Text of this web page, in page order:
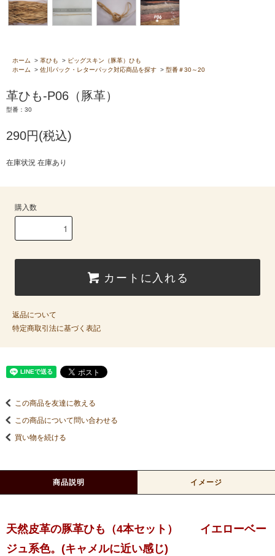
ホーム > 革ひも > ピッグスキン（豚革）ひも
ホーム
> 佐川パック・レターパック対応商品を探す > 型番＃30～20
革ひも-P06（豚革）
型番：30
290円(税込)
在庫状況 在庫あり
購入数
カートに入れる
返品について
特定商取引法に基づく表記
この商品を友達に教える
この商品について問い合わせる
買い物を続ける
商品説明 イメージ
天然皮革の豚革ひも（4本セット） イエローベー
ジュ系色。(キャメルに近い感じ)